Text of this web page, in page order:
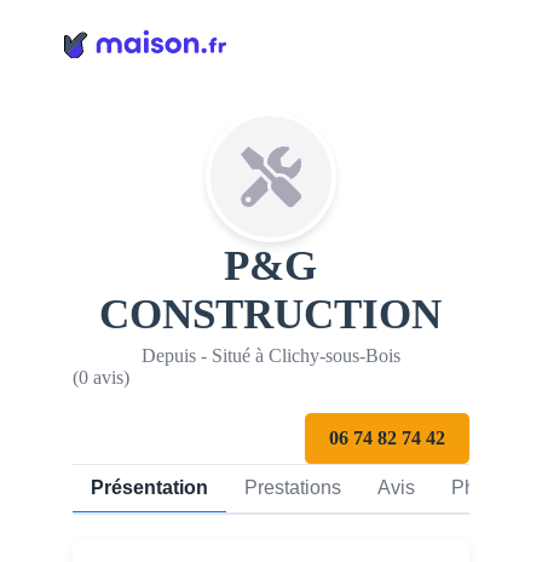
P&G
CONSTRUCTION
Depuis - Situé à Clichy-sous-Bois
(0 avis)
06 74 82 74 42
Présentation Prestations Avis Photos